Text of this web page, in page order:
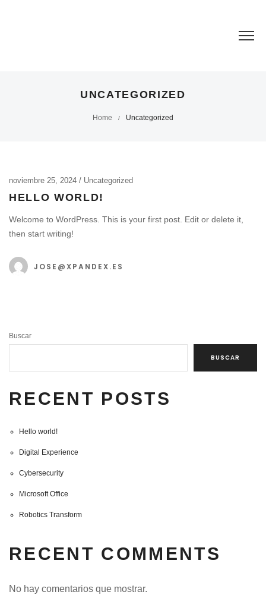
UNCATEGORIZED
Home / Uncategorized
noviembre 25, 2024 Uncategorized
HELLO WORLD!
Welcome to WordPress. This is your first post. Edit or delete it,
then start writing!
JOSE@XPANDEX.ES
Buscar
BUSCAR
RECENT POSTS
Hello world!
Digital Experience
Cybersecurity
Microsoft Office
Robotics Transform
RECENT COMMENTS
No hay comentarios que mostrar.